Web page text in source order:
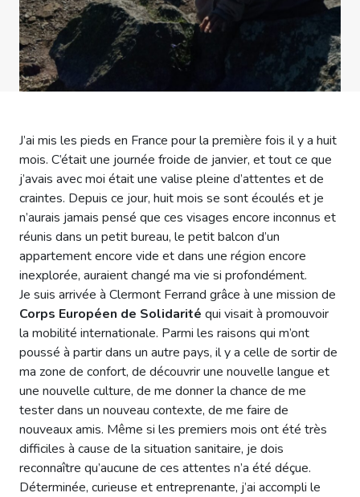
J’ai mis les pieds en France pour la première fois il y a huit
mois. C’était une journée froide de janvier, et tout ce que
j’avais avec moi était une valise pleine d’attentes et de
craintes. Depuis ce jour, huit mois se sont écoulés et je
n’aurais jamais pensé que ces visages encore inconnus et
réunis dans un petit bureau, le petit balcon d’un
appartement encore vide et dans une région encore
inexplorée, auraient changé ma vie si profondément.
Je suis arrivée à Clermont Ferrand grâce à une mission de
Corps Européen de Solidarité qui visait à promouvoir
la mobilité internationale. Parmi les raisons qui m’ont
poussé à partir dans un autre pays, il y a celle de sortir de
ma zone de confort, de découvrir une nouvelle langue et
une nouvelle culture, de me donner la chance de me
tester dans un nouveau contexte, de me faire de
nouveaux amis. Même si les premiers mois ont été très
difficiles à cause de la situation sanitaire, je dois
reconnaître qu’aucune de ces attentes n’a été déçue.
Déterminée, curieuse et entreprenante, j’ai accompli le